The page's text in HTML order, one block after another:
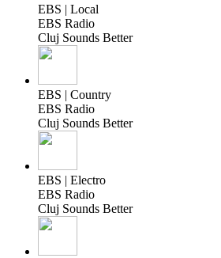
EBS | Local
EBS Radio
Cluj Sounds Better
EBS | Country
EBS Radio
Cluj Sounds Better
EBS | Electro
EBS Radio
Cluj Sounds Better